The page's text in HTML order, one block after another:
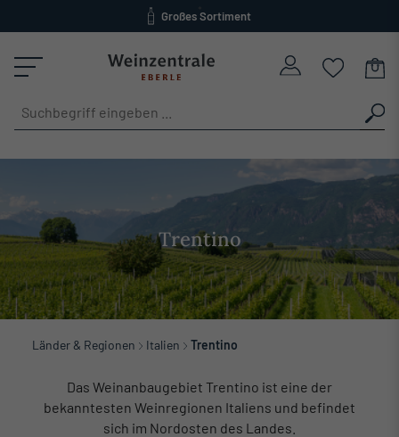
Großes Sortiment
Trentino
Länder & Regionen Italien Trentino
Das Weinanbaugebiet Trentino ist eine der
bekanntesten Weinregionen Italiens und befindet
sich im Nordosten des Landes.